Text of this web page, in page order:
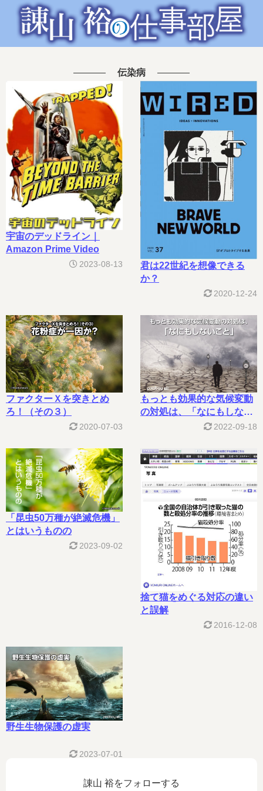
伝染病
宇宙のデッドライン｜
Amazon Prime Video
2023-08-13
君は22世紀を想像できる
か？
2020-12-24
ファクターＸを突きとめ
ろ！（その３）
2020-07-03
もっとも効果的な気候変動
の対処は、「なにもしない
2022-09-18
「昆虫50万種が絶滅危機」
とはいうものの
2023-09-02
捨て猫をめぐる対応の違い
と誤解
2016-12-08
野生生物保護の虚実
2023-07-01
諌山 裕をフォローする